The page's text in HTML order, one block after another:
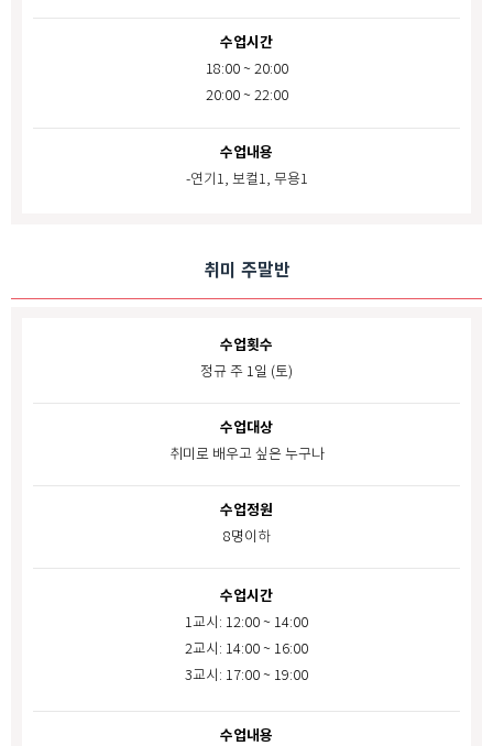
수업시간
18:00 ~ 20:00
20:00 ~ 22:00
수업내용
-연기1, 보컬1, 무용1
취미 주말반
수업횟수
정규 주 1일 (토)
수업대상
취미로 배우고 싶은 누구나
수업정원
8명이하
수업시간
1교시: 12:00 ~ 14:00
2교시: 14:00 ~ 16:00
3교시: 17:00 ~ 19:00
수업내용